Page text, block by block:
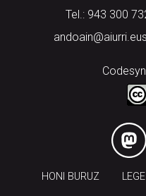
Tel.: 943 300
HONI BURUZ